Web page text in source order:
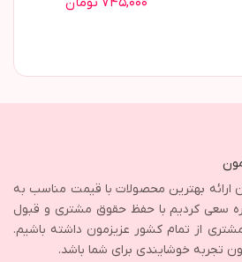
ارائه بهترین محصولات با قیمت مناسب به
سعی کردیم با حفظ حقوق مشتری و قبول
از تمام کشور عزیزمون داشته باشیم.
تجربه خوشایندی برای شما باشد.